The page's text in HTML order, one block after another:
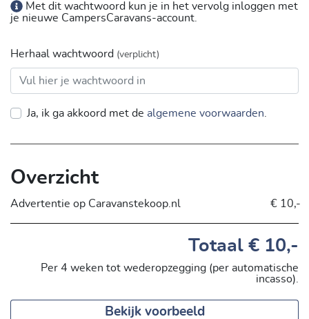
Met dit wachtwoord kun je in het vervolg inloggen met
je nieuwe CampersCaravans-account.
Herhaal wachtwoord (verplicht)
Ja, ik ga akkoord met de algemene voorwaarden
Overzicht
Advertentie op Caravanstekoop.nl € 10,-
Totaal € 10,-
Per 4 weken tot wederopzegging (per automatische
incasso).
Bekijk voorbeeld